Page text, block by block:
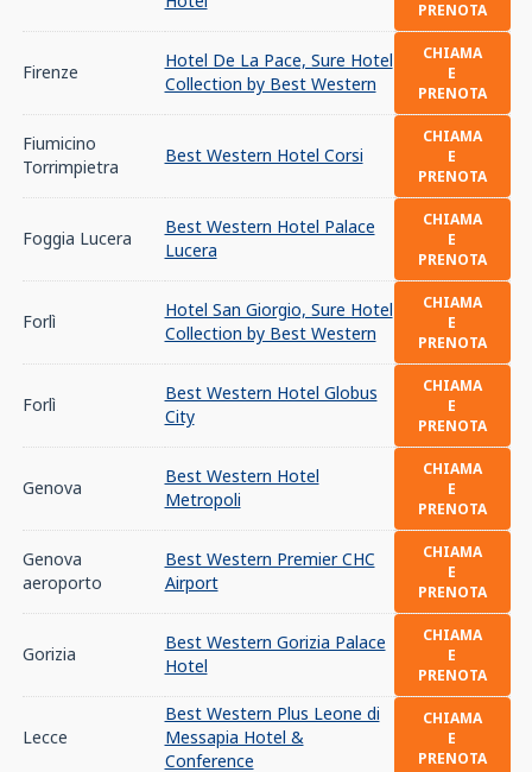
PRENOTA
Firenze
Hotel De La Pace, Sure Hotel
Collection by Best Western
CHIAMA
E
PRENOTA
Fiumicino
Torrimpietra
Best Western Hotel Corsi
CHIAMA
E
PRENOTA
Foggia Lucera
Best Western Hotel Palace
Lucera
CHIAMA
E
PRENOTA
Forlì
Hotel San Giorgio, Sure Hotel
Collection by Best Western
CHIAMA
E
PRENOTA
Forlì
Best Western Hotel Globus
City
CHIAMA
E
PRENOTA
Genova
Best Western Hotel
Metropoli
CHIAMA
E
PRENOTA
Genova
aeroporto
Best Western Premier CHC
Airport
CHIAMA
E
PRENOTA
Gorizia
Best Western Gorizia Palace
Hotel
CHIAMA
E
PRENOTA
Lecce
Best Western Plus Leone di
Messapia Hotel &
Conference
CHIAMA
E
PRENOTA